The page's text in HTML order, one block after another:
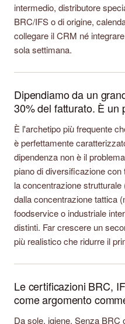
intermedio, distributore
BRC/IFS o di origine,
collegare il CRM né
sola settimana.
Dipendiamo da un
30% del fatturato. È un
È l'archetipo più frequente
è perfettamente
dipendenza non è il
piano di diversificazione
la concentrazione
dalla concentrazione tattica
foodservice o industriale
distinti. Far crescere un
più realistico che ridurre il
Le certificazioni BRC,
come argomento
Da sole, igiene. Senza BRC